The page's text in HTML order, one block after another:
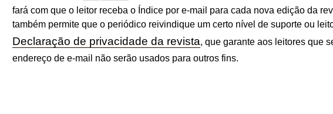
fará com que o leitor receba o Índice por e-mail para cada nova edição da
também permite que o periódico reivindique um certo nível de suporte ou
Declaração de privacidade da revista, que garante aos leitores que
endereço de e-mail não serão usados para outros fins.